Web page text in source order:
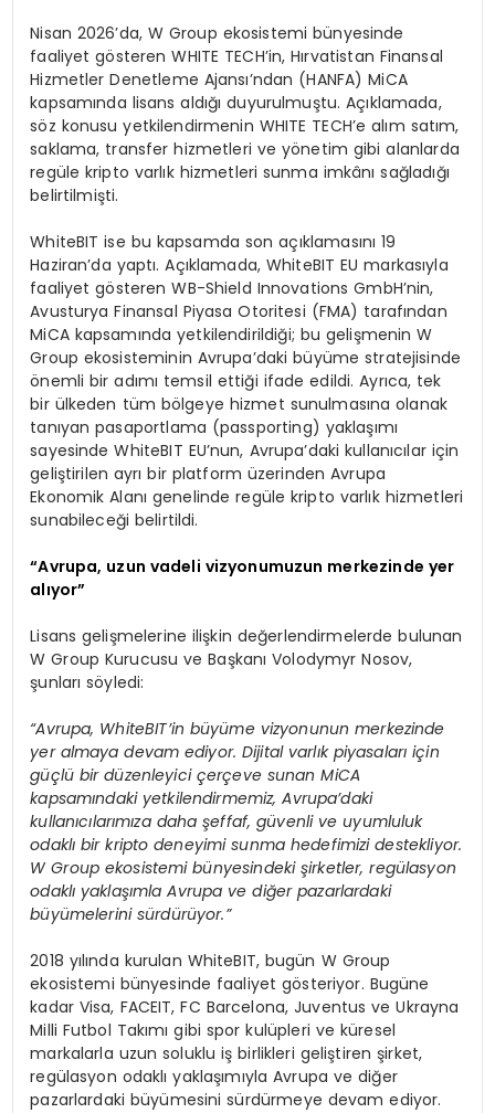
Nisan 2026’da, W Group ekosistemi bünyesinde
faaliyet gösteren WHITE TECH’in, Hırvatistan Finansal
Hizmetler Denetleme Ajansı’ndan (HANFA) MiCA
kapsamında lisans aldığı duyurulmuştu. Açıklamada,
söz konusu yetkilendirmenin WHITE TECH’e alım satım,
saklama, transfer hizmetleri ve yönetim gibi alanlarda
regüle kripto varlık hizmetleri sunma imkânı sağladığı
belirtilmişti.
WhiteBIT ise bu kapsamda son açıklamasını 19
Haziran’da yaptı. Açıklamada, WhiteBIT EU markasıyla
faaliyet gösteren WB-Shield Innovations GmbH’nin,
Avusturya Finansal Piyasa Otoritesi (FMA) tarafından
MiCA kapsamında yetkilendirildiği; bu gelişmenin W
Group ekosisteminin Avrupa’daki büyüme stratejisinde
önemli bir adımı temsil ettiği ifade edildi. Ayrıca, tek
bir ülkeden tüm bölgeye hizmet sunulmasına olanak
tanıyan pasaportlama (passporting) yaklaşımı
sayesinde WhiteBIT EU’nun, Avrupa’daki kullanıcılar için
geliştirilen ayrı bir platform üzerinden Avrupa
Ekonomik Alanı genelinde regüle kripto varlık hizmetleri
sunabileceği belirtildi.
“Avrupa, uzun vadeli vizyonumuzun merkezinde yer
alıyor”
Lisans gelişmelerine ilişkin değerlendirmelerde bulunan
W Group Kurucusu ve Başkanı Volodymyr Nosov,
şunları söyledi:
“Avrupa, WhiteBIT’in büyüme vizyonunun merkezinde
yer almaya devam ediyor. Dijital varlık piyasaları için
güçlü bir düzenleyici çerçeve sunan MiCA
kapsamındaki yetkilendirmemiz, Avrupa’daki
kullanıcılarımıza daha şeffaf, güvenli ve uyumluluk
odaklı bir kripto deneyimi sunma hedefimizi destekliyor.
W Group ekosistemi bünyesindeki şirketler, regülasyon
odaklı yaklaşımla Avrupa ve diğer pazarlardaki
büyümelerini sürdürüyor.”
2018 yılında kurulan WhiteBIT, bugün W Group
ekosistemi bünyesinde faaliyet gösteriyor. Bugüne
kadar Visa, FACEIT, FC Barcelona, Juventus ve Ukrayna
Milli Futbol Takımı gibi spor kulüpleri ve küresel
markalarla uzun soluklu iş birlikleri geliştiren şirket,
regülasyon odaklı yaklaşımıyla Avrupa ve diğer
pazarlardaki büyümesini sürdürmeye devam ediyor.